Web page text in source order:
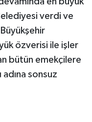
verdi ve
özverisi ile işler
bütün emekçilere
adına sonsuz